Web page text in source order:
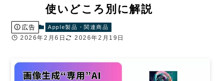
使いどころ別に解説
広告 Apple製品・関連商品
2026年2月6日 2026年2月19日